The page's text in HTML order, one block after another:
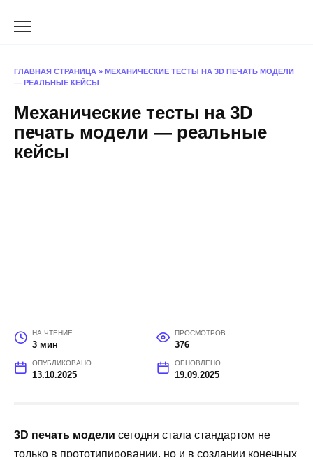
ГЛАВНАЯ СТРАНИЦА » МЕХАНИЧЕСКИЕ ТЕСТЫ НА 3D ПЕЧАТЬ МОДЕЛИ
— РЕАЛЬНЫЕ КЕЙСЫ
Механические тесты на 3D
печать модели — реальные
кейсы
НА ЧТЕНИЕ
3 мин
ПРОСМОТРОВ
376
ОПУБЛИКОВАНО
13.10.2025
ОБНОВЛЕНО
19.09.2025
3D печать модели сегодня стала стандартом не
только в прототипировании, но и в создании конечных